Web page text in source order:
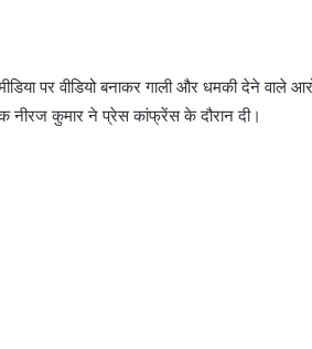
पर वीडियो बनाकर गाली और धमकी देने वाले
नीरज कुमार ने प्रेस कांफ्रेंस के दौरान दी।